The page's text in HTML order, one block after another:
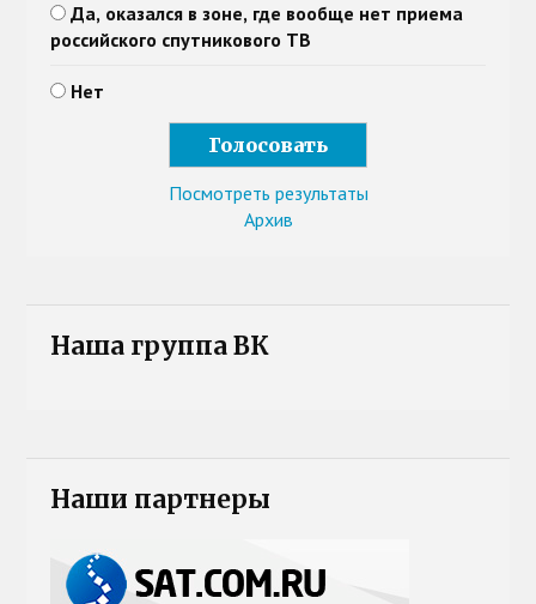
Да, оказался в зоне, где вообще нет приема
российского спутникового ТВ
Нет
Посмотреть результаты
Архив
Наша группа ВК
Наши партнеры